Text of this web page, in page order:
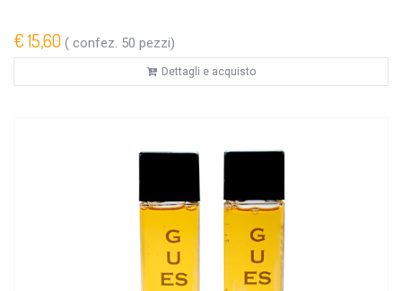
€ 15,60 ( confez. 50 pezzi)
Dettagli e acquisto